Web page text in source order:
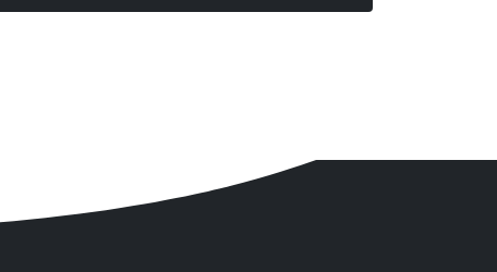
Henry Lewis – Jonathan Sayer – Henry Shields